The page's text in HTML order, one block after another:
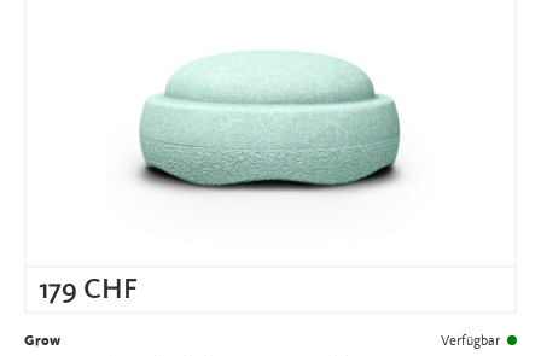
179 CHF
Grow Verfügbar